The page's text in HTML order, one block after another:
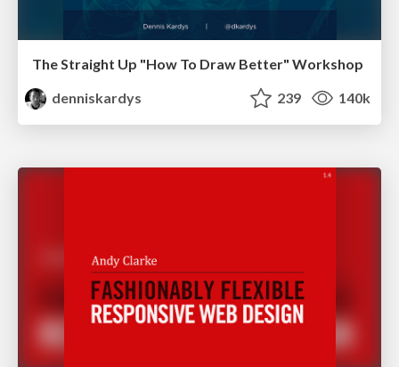
The Straight Up "How To Draw Better" Workshop
denniskardys
239 140k